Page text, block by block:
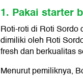
1. Pakai starter
Roti-roti di Roti Sordo
dimiliki oleh Roti
fresh dan berkualitas
Menurut pemiliknya,